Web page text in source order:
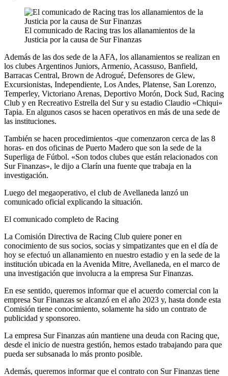
El comunicado de Racing tras los allanamientos de la
Justicia por la causa de Sur Finanzas
Además de las dos sede de la AFA, los allanamientos se realizan en
los clubes Argentinos Juniors, Armenio, Acassuso, Banfield,
Barracas Central, Brown de Adrogué, Defensores de Glew,
Excursionistas, Independiente, Los Andes, Platense, San Lorenzo,
Temperley, Victoriano Arenas, Deportivo Morón, Dock Sud, Racing
Club y en Recreativo Estrella del Sur y su estadio Claudio «Chiqui»
Tapia. En algunos casos se hacen operativos en más de una sede de
las instituciones.
También se hacen procedimientos -que comenzaron cerca de las 8
horas- en dos oficinas de Puerto Madero que son la sede de la
Superliga de Fútbol. «Son todos clubes que están relacionados con
Sur Finanzas», le dijo a Clarín una fuente que trabaja en la
investigación.
Luego del megaoperativo, el club de Avellaneda lanzó un
comunicado oficial explicando la situación.
El comunicado completo de Racing
La Comisión Directiva de Racing Club quiere poner en
conocimiento de sus socios, socias y simpatizantes que en el día de
hoy se efectuó un allanamiento en nuestro estadio y en la sede de la
institución ubicada en la Avenida Mitre, Avellaneda, en el marco de
una investigación que involucra a la empresa Sur Finanzas.
En ese sentido, queremos informar que el acuerdo comercial con la
empresa Sur Finanzas se alcanzó en el año 2023 y, hasta donde esta
Comisión tiene conocimiento, solamente ha sido un contrato de
publicidad y sponsoreo.
La empresa Sur Finanzas aún mantiene una deuda con Racing que,
desde el inicio de nuestra gestión, hemos estado trabajando para que
pueda ser subsanada lo más pronto posible.
Además, queremos informar que el contrato con Sur Finanzas tiene